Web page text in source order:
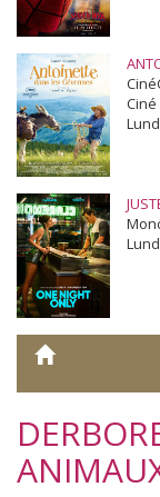
Ciné